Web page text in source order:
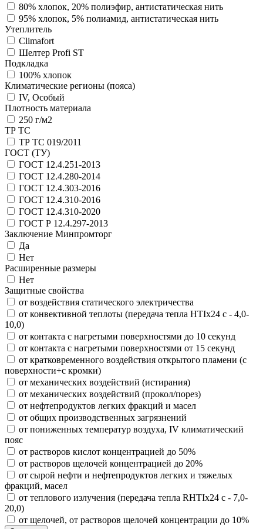
80% хлопок, 20% полиэфир, антистатическая нить
95% хлопок, 5% полиамид, антистатическая нить
Утеплитель
Climafort
Шелтер Profi ST
Подкладка
100% хлопок
Климатические регионы (пояса)
IV, Особый
Плотность материала
250 г/м2
ТР ТС
ТР ТС 019/2011
ГОСТ (ТУ)
ГОСТ 12.4.251-2013
ГОСТ 12.4.280-2014
ГОСТ 12.4.303-2016
ГОСТ 12.4.310-2016
ГОСТ 12.4.310-2020
ГОСТ Р 12.4.297-2013
Заключение Минпромторг
Да
Нет
Расширенные размеры
Нет
Защитные свойства
от воздействия статического электричества
от конвективной теплоты (передача тепла HTIx24 с - 4,0-
10,0)
от контакта с нагретыми поверхностями до 10 секунд
от контакта с нагретыми поверхностями от 15 секунд
от кратковременного воздействия открытого пламени (с
поверхности+с кромки)
от механических воздействий (истирания)
от механических воздействий (прокол/порез)
от нефтепродуктов легких фракций и масел
от общих производственных загрязнений
от пониженных температур воздуха, IV климатический
пояс
от растворов кислот концентрацией до 50%
от растворов щелочей концентрацией до 20%
от сырой нефти и нефтепродуктов легких и тяжелых
фракций, масел
от теплового излучения (передача тепла RHTIx24 с - 7,0-
20,0)
от щелочей, от растворов щелочей концентрации до 10%